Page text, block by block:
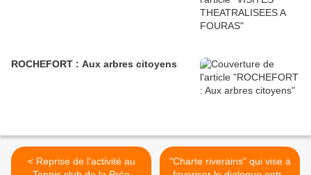
ROCHEFORT : Aux arbres citoyens
< Reprise de l'activité au
"Charte riverains" qui vise à